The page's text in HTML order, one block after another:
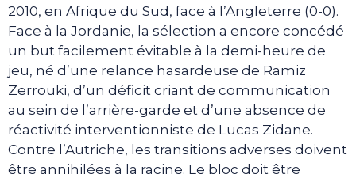
2010, en Afrique du Sud, face à l’Angleterre (0-0).
Face à la Jordanie, la sélection a encore concédé
un but facilement évitable à la demi-heure de
jeu, né d’une relance hasardeuse de Ramiz
Zerrouki, d’un déficit criant de communication
au sein de l’arrière-garde et d’une absence de
réactivité interventionniste de Lucas Zidane.
Contre l’Autriche, les transitions adverses doivent
être annihilées à la racine. Le bloc doit être